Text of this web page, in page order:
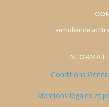
Conditions
Mentions légales et